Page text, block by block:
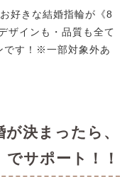
好きな結婚指輪が《8
ザインも・品質も全て
です！※一部対象外あ
決まったら、
でサポート！！